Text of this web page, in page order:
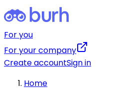
For you
For your company
Create accountSign in
Home